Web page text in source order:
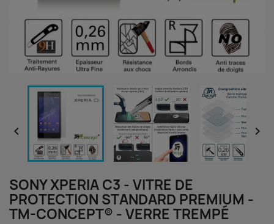
 
SONY XPERIA C3 - VITRE DE
PROTECTION STANDARD PREMIUM -
TM-CONCEPT® - VERRE TREMPÉ